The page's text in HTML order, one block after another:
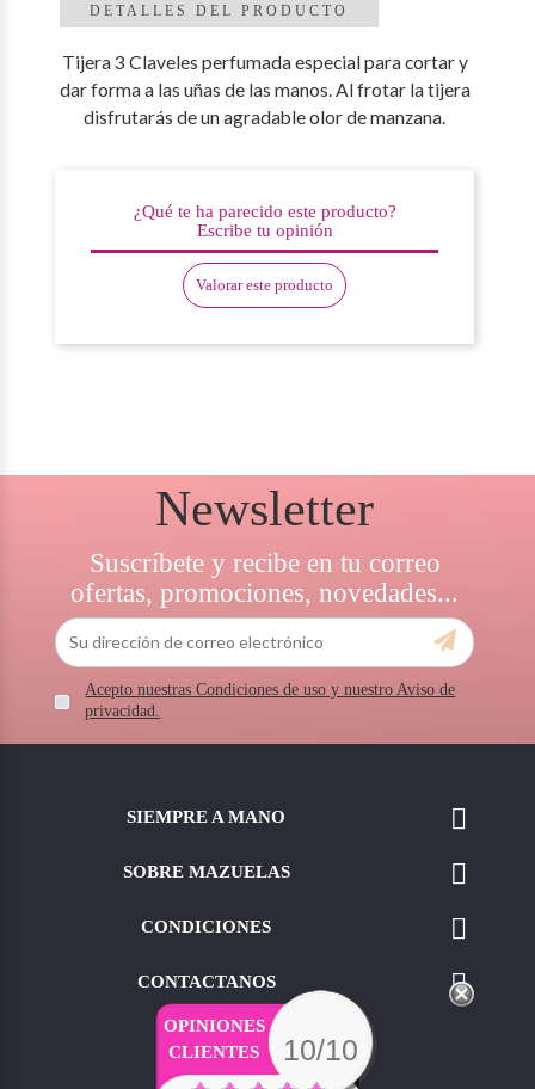
DETALLES DEL PRODUCTO
Tijera 3 Claveles perfumada especial para cortar y
dar forma a las uñas de las manos. Al frotar la tijera
disfrutarás de un agradable olor de manzana.
¿Qué te ha parecido este producto?
Escribe tu opinión
Valorar este producto
Newsletter
Suscríbete y recibe en tu correo
ofertas, promociones, novedades...
Acepto nuestras Condiciones de uso y nuestro Aviso de
privacidad.
SIEMPRE A MANO 
SOBRE MAZUELAS 
CONDICIONES 
CONTACTANOS 
OPINIONES
CLIENTES
10/10